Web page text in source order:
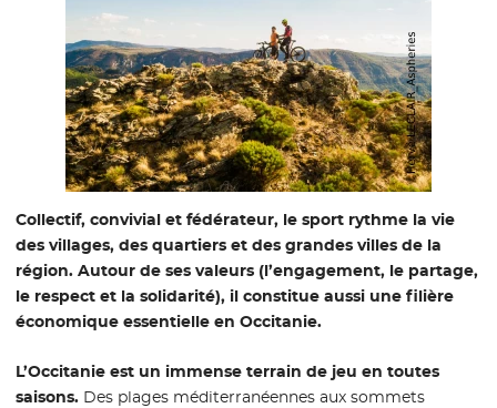
Collectif, convivial et fédérateur, le sport rythme la vie
des villages, des quartiers et des grandes villes de la
région. Autour de ses valeurs (l’engagement, le partage,
le respect et la solidarité), il constitue aussi une filière
économique essentielle en Occitanie.
L’Occitanie est un immense terrain de jeu en toutes
saisons. Des plages méditerranéennes aux sommets